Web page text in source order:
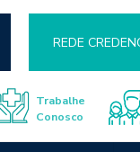
REDE
Trabalhe
Conosco